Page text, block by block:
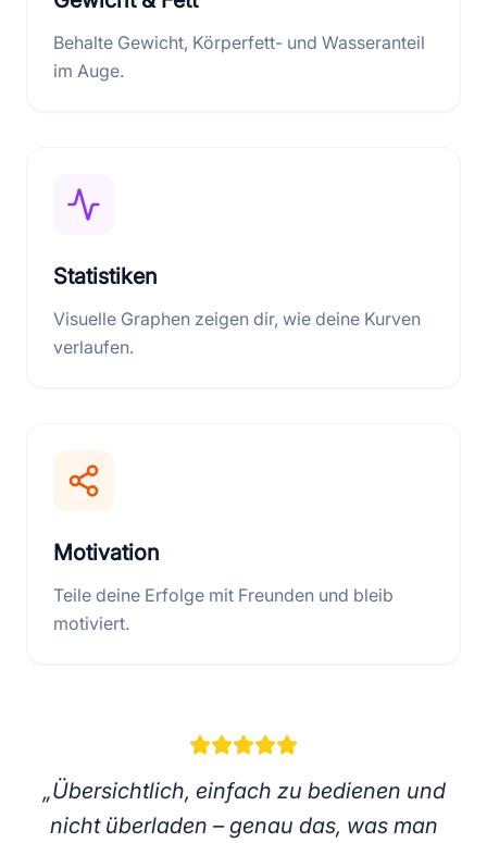
Behalte Gewicht, Körperfett- und Wasseranteil
im Auge.
Statistiken
Visuelle Graphen zeigen dir, wie deine Kurven
verlaufen.
Motivation
Teile deine Erfolge mit Freunden und bleib
motiviert.
„Übersichtlich, einfach zu bedienen und
nicht überladen – genau das, was man